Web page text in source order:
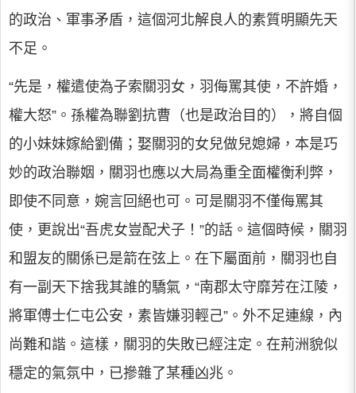
的政治、軍事矛盾，這個河北解良人的素質明顯先天
不足。
“先是，權遣使為子索關羽女，羽侮罵其使，不許婚，
權大怒”。孫權為聯劉抗曹（也是政治目的），將自個
的小妹妹嫁給劉備；娶關羽的女兒做兒媳婦，本是巧
妙的政治聯姻，關羽也應以大局為重全面權衡利弊，
即使不同意，婉言回絕也可。可是關羽不僅侮罵其
使，更說出“吾虎女豈配犬子！”的話。這個時候，關羽
和盟友的關係已是箭在弦上。在下屬面前，關羽也自
有一副天下捨我其誰的驕氣，“南郡太守靡芳在江陵，
將軍傅士仁屯公安，素皆嫌羽輕己”。外不足連線，內
尚難和諧。這樣，關羽的失敗已經注定。在荊洲貌似
穩定的氣氛中，已摻雜了某種凶兆。